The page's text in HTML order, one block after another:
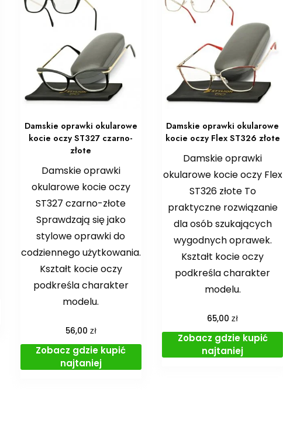
Damskie oprawki okularowe
kocie oczy ST327 czarno-
złote
Damskie oprawki
okularowe kocie oczy
ST327 czarno-złote
Sprawdzają się jako
stylowe oprawki do
codziennego użytkowania.
Kształt kocie oczy
podkreśla charakter
modelu.
56,00 zł
Zobacz gdzie kupić
najtaniej
Damskie oprawki okularowe
kocie oczy Flex ST326 złote
Damskie oprawki
okularowe kocie oczy Flex
ST326 złote To
praktyczne rozwiązanie
dla osób szukających
wygodnych oprawek.
Kształt kocie oczy
podkreśla charakter
modelu.
65,00zł
Zobacz gdzie kupić
najtaniej